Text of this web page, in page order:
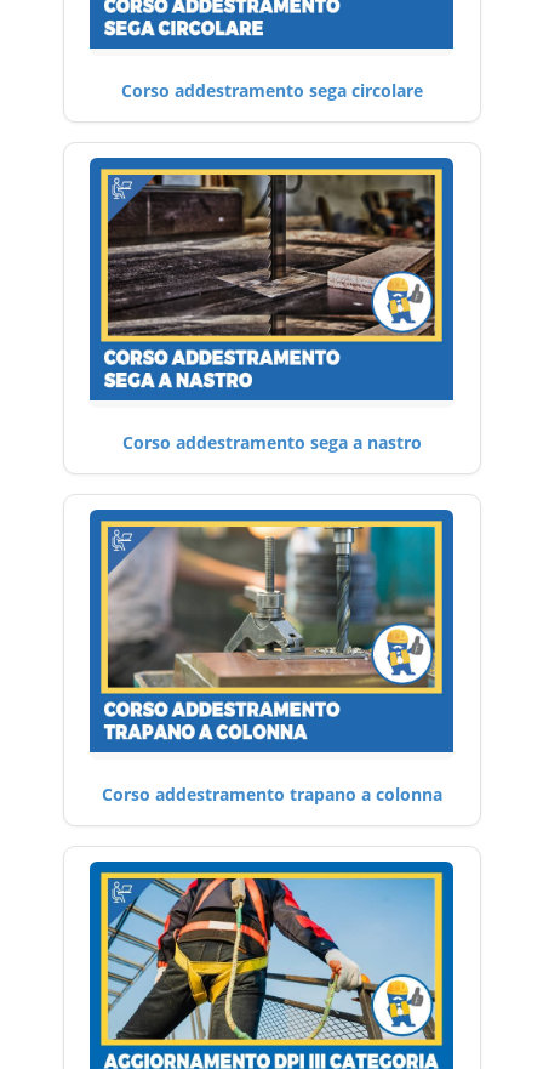
Corso addestramento sega circolare
Corso addestramento sega a nastro
Corso addestramento trapano a colonna